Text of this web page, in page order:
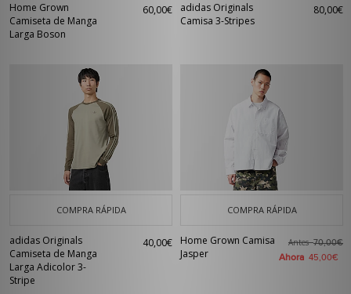
Home Grown
Camiseta de Manga
Larga Boson
60,00€
adidas Originals
Camisa 3-Stripes
80,00€
COMPRA RÁPIDA
adidas Originals
Camiseta de Manga
Larga Adicolor 3-
Stripe
40,00€
COMPRA RÁPIDA
Home Grown Camisa
Jasper
Antes70,00€
Ahora 45,00€